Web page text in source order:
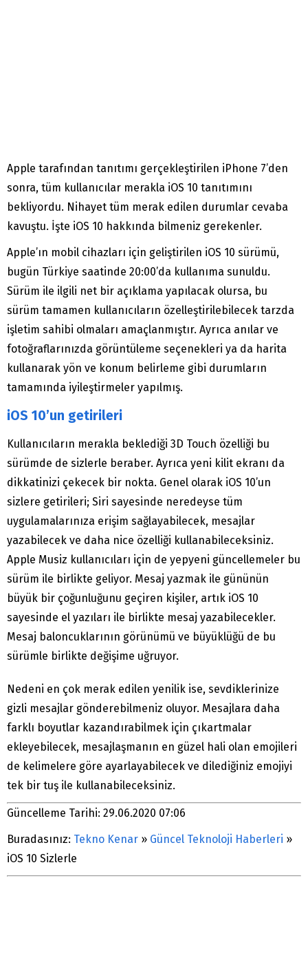
Apple tarafından tanıtımı gerçekleştirilen iPhone 7’den
sonra, tüm kullanıcılar merakla iOS 10 tanıtımını
bekliyordu. Nihayet tüm merak edilen durumlar cevaba
kavuştu. İşte iOS 10 hakkında bilmeniz gerekenler.
Apple’ın mobil cihazları için geliştirilen iOS 10 sürümü,
bugün Türkiye saatinde 20:00’da kullanıma sunuldu.
Sürüm ile ilgili net bir açıklama yapılacak olursa, bu
sürüm tamamen kullanıcıların özelleştirilebilecek tarzda
işletim sahibi olmaları amaçlanmıştır. Ayrıca anılar ve
fotoğraflarınızda görüntüleme seçenekleri ya da harita
kullanarak yön ve konum belirleme gibi durumların
tamamında iyileştirmeler yapılmış.
iOS 10’un getirileri
Kullanıcıların merakla beklediği 3D Touch özelliği bu
sürümde de sizlerle beraber. Ayrıca yeni kilit ekranı da
dikkatinizi çekecek bir nokta. Genel olarak iOS 10’un
sizlere getirileri; Siri sayesinde neredeyse tüm
uygulamalarınıza erişim sağlayabilecek, mesajlar
yazabilecek ve daha nice özelliği kullanabileceksiniz.
Apple Musiz kullanıcıları için de yepyeni güncellemeler bu
sürüm ile birlikte geliyor. Mesaj yazmak ile gününün
büyük bir çoğunluğunu geçiren kişiler, artık iOS 10
sayesinde el yazıları ile birlikte mesaj yazabilecekler.
Mesaj baloncuklarının görünümü ve büyüklüğü de bu
sürümle birlikte değişime uğruyor.
Nedeni en çok merak edilen yenilik ise, sevdiklerinize
gizli mesajlar gönderebilmeniz oluyor. Mesajlara daha
farklı boyutlar kazandırabilmek için çıkartmalar
ekleyebilecek, mesajlaşmanın en güzel hali olan emojileri
de kelimelere göre ayarlayabilecek ve dilediğiniz emojiyi
tek bir tuş ile kullanabileceksiniz.
Güncelleme Tarihi: 29.06.2020 07:06
Buradasınız: Tekno Kenar » Güncel Teknoloji Haberleri »
iOS 10 Sizlerle